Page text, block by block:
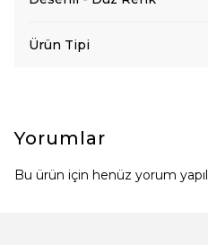
Ürün Tipi
Yorumlar
Bu ürün için henüz yorum